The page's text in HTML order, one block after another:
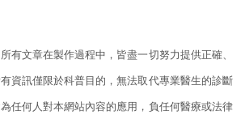
有文章在製作過程中，皆盡一切努力提供正確、
資訊僅限於科普目的，無法取代專業醫生的診斷
任何人對本網站內容的應用，負任何醫療或法律